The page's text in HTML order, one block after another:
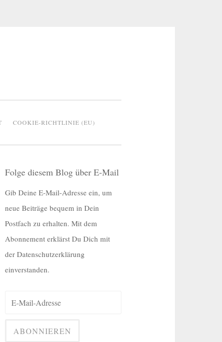
COOKIE-RICHTLINIE (EU)
Folge diesem Blog über E-Mail
Gib Deine E-Mail-Adresse ein, um
neue Beiträge bequem in Dein
Postfach zu erhalten. Mit dem
Abonnement erklärst Du Dich mit
der Datenschutzerklärung
einverstanden.